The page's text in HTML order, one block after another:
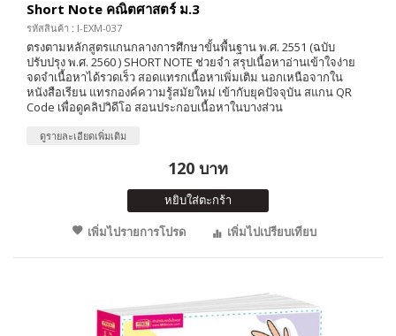
Short Note คณิตศาสตร์ ม.3
รหัสสินค้า : I-EXM-037
ตรงตามหลักสูตรแกนกลางการศึกษาขั้นพื้นฐาน พ.ศ. 2551 (ฉบับ
ปรับปรุง พ.ศ. 2560 ) SHORT NOTE ช่วยจำ สรุปเนื้อหาอ่านเข้าใจง่าย
จดจำเนื้อหาได้รวดเร็ว สอดแทรกเนื้อหาเพิ่มเติม นอกเหนือจากใน
หนังสือเรียน แทรกองค์ความรู้สมัยใหม่ เข้ากับยุคปัจจุบัน สแกน QR
Code เพื่อดูคลิปวิดีโอ สอนประกอบเนื้อหาในบางส่วน
ดูรายละเอียดเพิ่มเติม
120 บาท
หยิบใส่ตะกร้า
เพิ่มไปรายการโปรด
เพิ่มไปเปรียบเทียบ